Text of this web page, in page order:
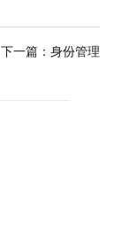
下一篇： 身份管理